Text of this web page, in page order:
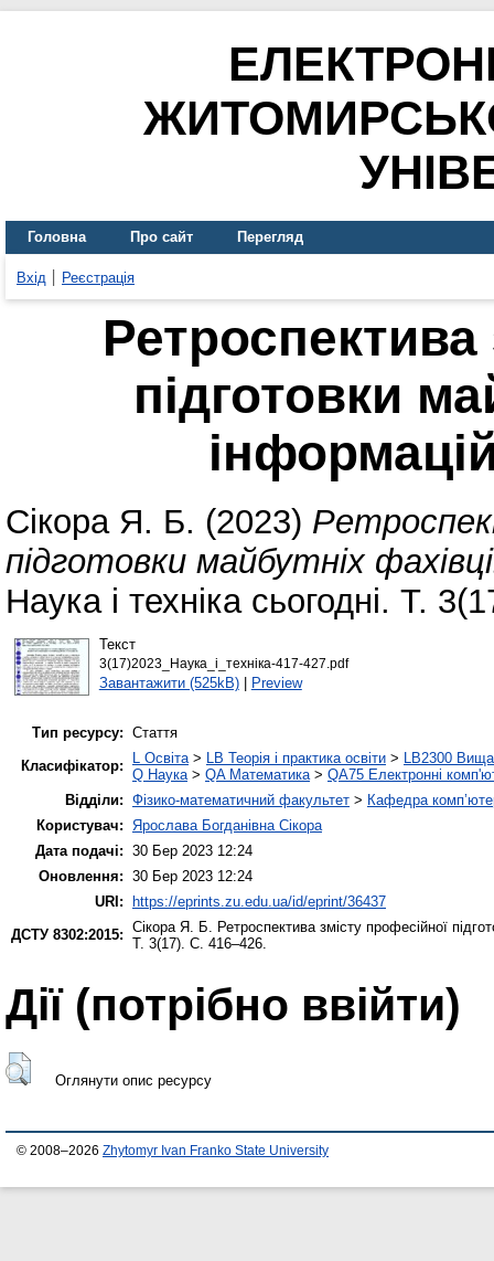
Головна Про сайт Перегляд
Вхід Реєстрація
Ретроспектива
підготовки
Сікора Я. Б. (2023)
підготовки майбутніх
Наука і техніка сьогодні. Т.
Текст
3(17)2023_Наука_і_техніка-417-427.pdf
Завантажити (525kB)| Preview
Тип ресурсу: Стаття
Класифікатор:
L Освіта> LB Теорія і практика освіти > LB2300 Вища
Q Наука> QA Математика> QA75 Електронні
Відділи: Фізико-математичний факультет > Кафедра
Користувач: Ярослава Богданівна Сікора
Дата подачі: 30 Бер 2023 12:24
Оновлення: 30 Бер 2023 12:24
URI:
https://eprints.zu.edu.ua/id/eprint/36437
ДСТУ 8302:2015: Сікора Я. Б. Ретроспектива змісту професійної
Т. 3(17). С. 416–426.
Дії ​​(потрібно ввійти)
Оглянути опис ресурсу
© 2008–2026 Zhytomyr Ivan Franko State University